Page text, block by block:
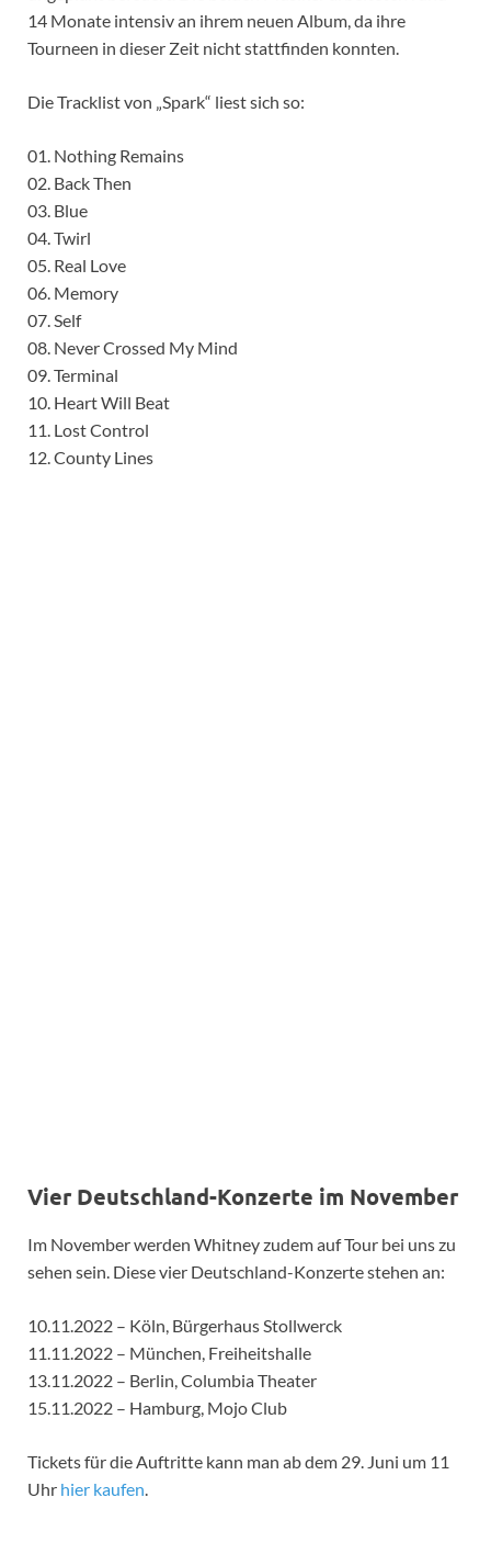
14 Monate intensiv an ihrem neuen Album, da ihre
Tourneen in dieser Zeit nicht stattfinden konnten.
Die Tracklist von „Spark“ liest sich so:
01. Nothing Remains
02. Back Then
03. Blue
04. Twirl
05. Real Love
06. Memory
07. Self
08. Never Crossed My Mind
09. Terminal
10. Heart Will Beat
11. Lost Control
12. County Lines
Vier Deutschland-Konzerte im November
Im November werden Whitney zudem auf Tour bei uns zu
sehen sein. Diese vier Deutschland-Konzerte stehen an:
10.11.2022 – Köln, Bürgerhaus Stollwerck
11.11.2022 – München, Freiheitshalle
13.11.2022 – Berlin, Columbia Theater
15.11.2022 – Hamburg, Mojo Club
Tickets für die Auftritte kann man ab dem 29. Juni um 11
Uhr hier kaufen.